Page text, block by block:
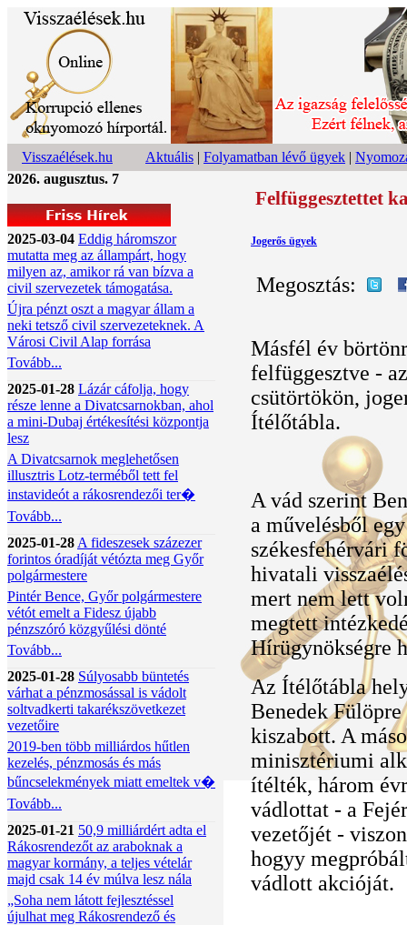
Visszaélések.hu Aktuális | Folyamatban lévő ügyek |
2026. augusztus. 7
2025-03-04 Eddig háromszor
mutatta meg az állampárt, hogy
milyen az, amikor rá van bízva a
civil szervezetek támogatása.
Újra pénzt oszt a magyar állam a
neki tetsző civil szervezeteknek. A
Városi Civil Alap forrása
Tovább...
2025-01-28 Lázár cáfolja, hogy
része lenne a Divatcsarnokban, ahol
a mini-Dubaj értékesítési központja
lesz
A Divatcsarnok meglehetősen
illusztris Lotz-terméből tett fel
instavideót a rákosrendezői ter�
Tovább...
2025-01-28 A fideszesek százezer
forintos óradíját vétózta meg Győr
polgármestere
Pintér Bence, Győr polgármestere
vétót emelt a Fidesz újabb
pénzszóró közgyűlési dönté
Tovább...
2025-01-28 Súlyosabb büntetés
várhat a pénzmosással is vádolt
soltvadkerti takarékszövetkezet
vezetőire
2019-ben több milliárdos hűtlen
kezelés, pénzmosás és más
bűncselekmények miatt emeltek v�
Tovább...
2025-01-21 50,9 milliárdért adta el
Rákosrendezőt az araboknak a
magyar kormány, a teljes vételár
majd csak 14 év múlva lesz nála
„Soha nem látott fejlesztéssel
újulhat meg Rákosrendező és
Felfüggesztettet
Jogerős ügyek
Megosztás:
Másfél év
felfüggesztve -
csütörtökön,
Ítélőtábla.
A vád szerint
a művelésből
székesfehérvári
hivatali
mert nem lett
megtett
Hírügynökségre
Az Ítélőtábla
Benedek
kiszabott. A
minisztériumi
ítélték, három
vádlottat - a
vezetőjét -
hogyy
vádlott akcióját.